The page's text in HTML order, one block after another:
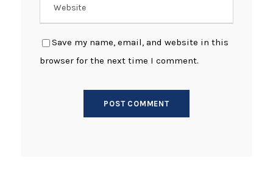
Save my name, email, and website in this
browser for the next time I comment.